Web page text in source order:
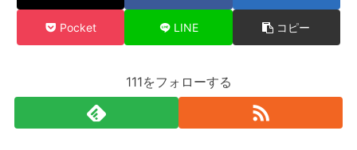
Pocket LINE コピー
111をフォローする